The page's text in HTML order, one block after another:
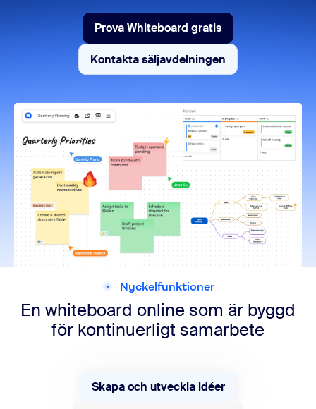
Prova Whiteboard gratis
Prova Whiteboard gratis
Kontakta säljavdelningen
Kontakta säljavdelningen
Nyckelfunktioner
En whiteboard online som är byggd
för kontinuerligt samarbete
Skapa och utveckla idéer